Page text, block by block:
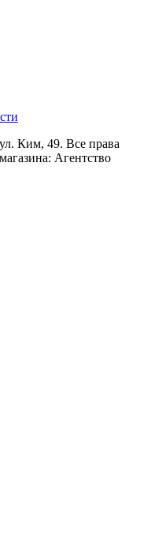
Ким, 49. Все права
Агентство